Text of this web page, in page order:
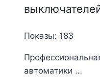
Показы: 183
автоматики ...